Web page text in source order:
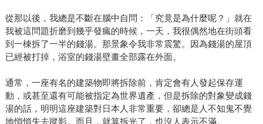
從那以後，我總是不斷在腦中自問：「究竟是為什麼呢？」就在
我被這問題折磨到幾乎發瘋的時候，一天，我很偶然地在街頭看
到一棟拆了一半的錢湯。那景象令我非常震驚。因為錢湯的屋頂
已經被打掉，浴室的錢湯壁畫全部露在外面。
通常，一座有名的建築物即將拆除前，肯定會有人發起保存運
動，或甚至還有可能被指定為世界遺產，但是拆除的對象變成錢
湯的話，明明這座建築對日本人非常重要，卻總是人不知鬼不覺
地悄悄失去蹤影。而且，就算拆光了，也沒人表示不滿。